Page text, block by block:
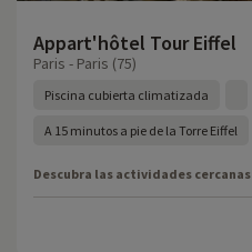
Appart'hôtel Tour Eiffel
Paris - Paris (75)
Piscina cubierta climatizada
A 15 minutos a pie de la Torre Eiffel
Descubra las actividades cercanas